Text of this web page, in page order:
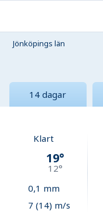
Jönköpings län
14 dagar
Klart
19°
12°
0,1 mm
7 (14) m/s